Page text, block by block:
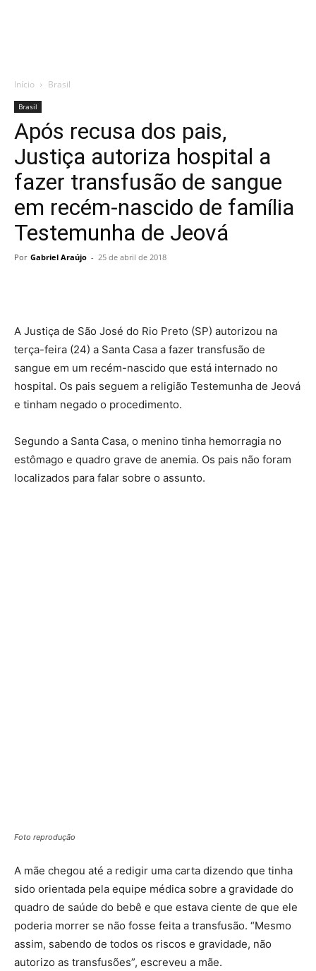
Início Brasil
Brasil
Após recusa dos pais,
Justiça autoriza hospital a
fazer transfusão de sangue
em recém-nascido de família
Testemunha de Jeová
Por Gabriel Araújo - 25 de abril de 2018
A Justiça de São José do Rio Preto (SP) autorizou na
terça-feira (24) a Santa Casa a fazer transfusão de
sangue em um recém-nascido que está internado no
hospital. Os pais seguem a religião Testemunha de Jeová
e tinham negado o procedimento.
Segundo a Santa Casa, o menino tinha hemorragia no
estômago e quadro grave de anemia. Os pais não foram
localizados para falar sobre o assunto.
Foto reprodução
A mãe chegou até a redigir uma carta dizendo que tinha
sido orientada pela equipe médica sobre a gravidade do
quadro de saúde do bebê e que estava ciente de que ele
poderia morrer se não fosse feita a transfusão. “Mesmo
assim, sabendo de todos os riscos e gravidade, não
autorizo as transfusões”, escreveu a mãe.